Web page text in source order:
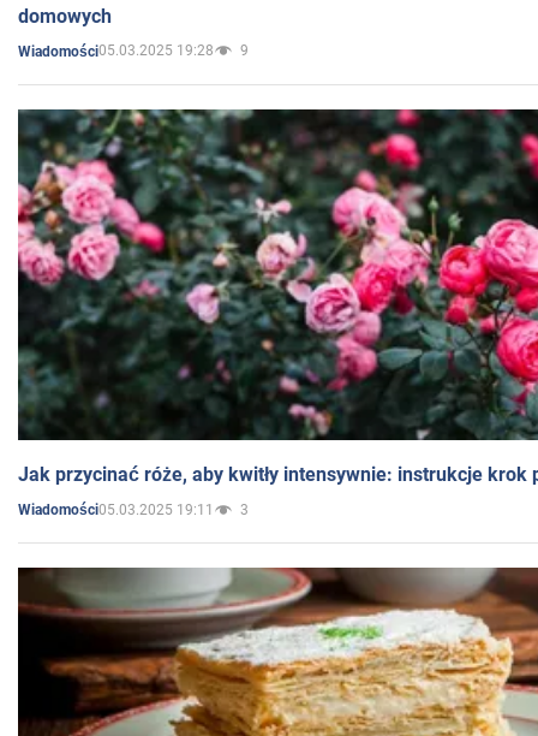
domowych
Wiadomości05.03.2025 19:28 9
Jak przycinać róże, aby kwitły intensywnie: instrukcje krok
Wiadomości05.03.2025 19:11 3